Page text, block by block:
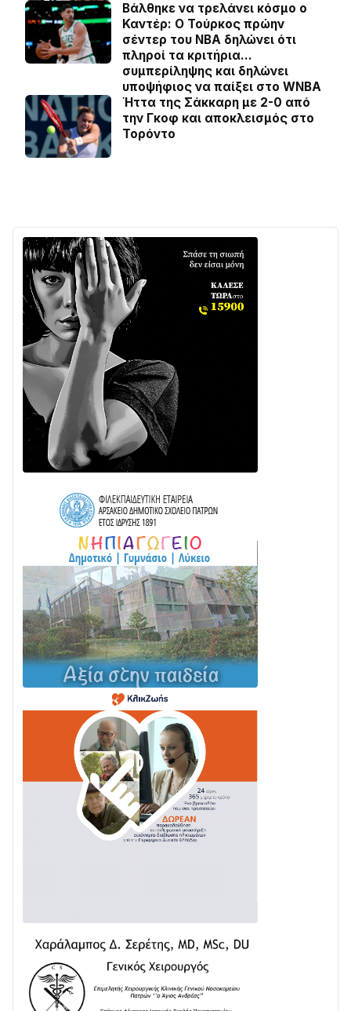
Βάλθηκε να τρελάνει κόσμο ο
Καντέρ: Ο Τούρκος πρώην
σέντερ του NBA δηλώνει ότι
πληροί τα κριτήρια…
συμπερίληψης και δηλώνει
υποψήφιος να παίξει στο WNBA
Ήττα της Σάκκαρη με 2-0 από
την Γκοφ και αποκλεισμός στο
Τορόντο